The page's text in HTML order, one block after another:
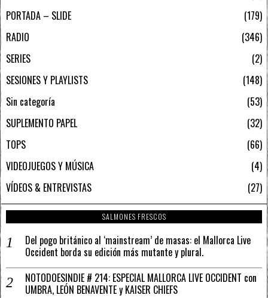
PORTADA – SLIDE
179
RADIO
346
SERIES
2
SESIONES Y PLAYLISTS
148
Sin categoría
53
SUPLEMENTO PAPEL
32
TOPS
66
VIDEOJUEGOS Y MÚSICA
4
VÍDEOS & ENTREVISTAS
27
SALMONES FRESCOS
Del pogo británico al ‘mainstream’ de masas: el Mallorca Live
Occident borda su edición más mutante y plural.
NOTODOESINDIE # 214: ESPECIAL MALLORCA LIVE OCCIDENT con
UMBRA, LEÓN BENAVENTE y KAISER CHIEFS